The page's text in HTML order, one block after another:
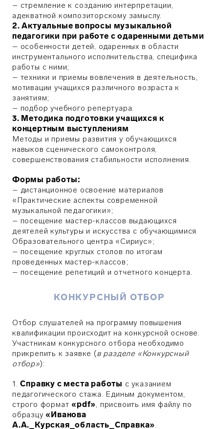
– стремление к созданию интерпретации,
адекватной композиторскому замыслу.
2. Актуальные вопросы музыкальной
педагогики при работе с одаренными детьми
– особенности детей, одаренных в области
инструментального исполнительства, специфика
работы с ними;
– техники и приемы вовлечения в деятельность,
мотивации учащихся различного возраста к
занятиям;
– подбор учебного репертуара.
3. Методика подготовки учащихся к
концертным выступлениям
Методы и приемы развития у обучающихся
навыков сценического самоконтроля,
совершенствования стабильности исполнения.
Формы работы:
– дистанционное освоение материалов
«Практические аспекты современной
музыкальной педагогики»;
– посещение мастер-классов выдающихся
деятелей культуры и искусства с обучающимися
Образовательного центра «Сириус»;
– посещение круглых столов по итогам
проведенных мастер-классов;
– посещение репетиций и отчетного концерта.
КОНКУРСНЫЙ ОТБОР
Отбор слушателей на программу повышения
квалификации происходит на конкурсной основе.
Участникам конкурсного отбора необходимо
прикрепить к заявке (в разделе «Конкурсный
отбор»):
1.Справку с места работы с указанием
педагогического стажа. Единым документом,
строго формат «pdf», присвоить имя файлу по
образцу «Иванова
А.А._Курская_область_Справка».